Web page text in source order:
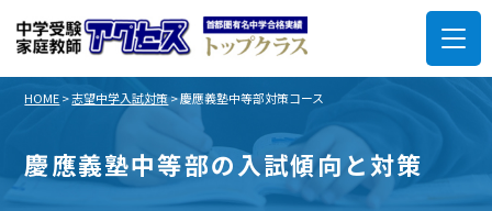
HOME>志望中学入試対策>慶應義塾中等部対策コース
慶應義塾中等部の入試傾向と対策